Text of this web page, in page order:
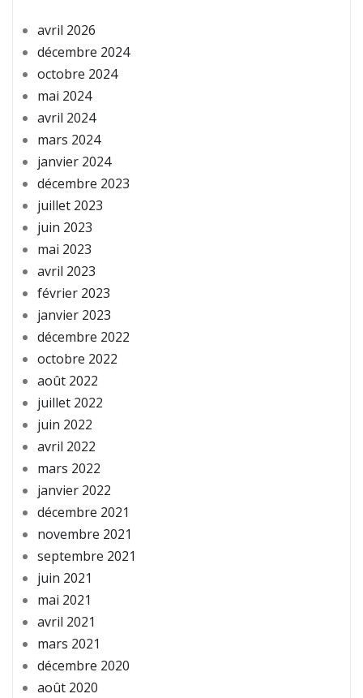
avril 2026
décembre 2024
octobre 2024
mai 2024
avril 2024
mars 2024
janvier 2024
décembre 2023
juillet 2023
juin 2023
mai 2023
avril 2023
février 2023
janvier 2023
décembre 2022
octobre 2022
août 2022
juillet 2022
juin 2022
avril 2022
mars 2022
janvier 2022
décembre 2021
novembre 2021
septembre 2021
juin 2021
mai 2021
avril 2021
mars 2021
décembre 2020
août 2020